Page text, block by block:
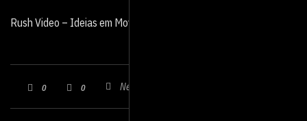
Rush Video – Ideias em Movimento
0 0 Nenhum comentário